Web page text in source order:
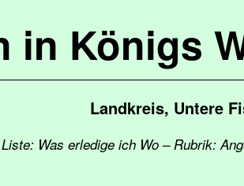
in Königs
Landkreis, Untere
Liste: Was erledige ich Wo – Rubrik: